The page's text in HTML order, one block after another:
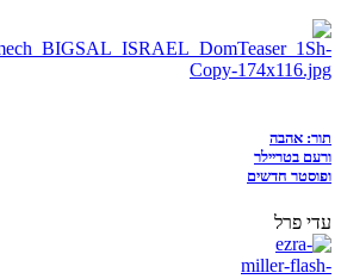
תור: אהבה
ורעם בטריילר
ופוסטר חדשים
עדי פרל